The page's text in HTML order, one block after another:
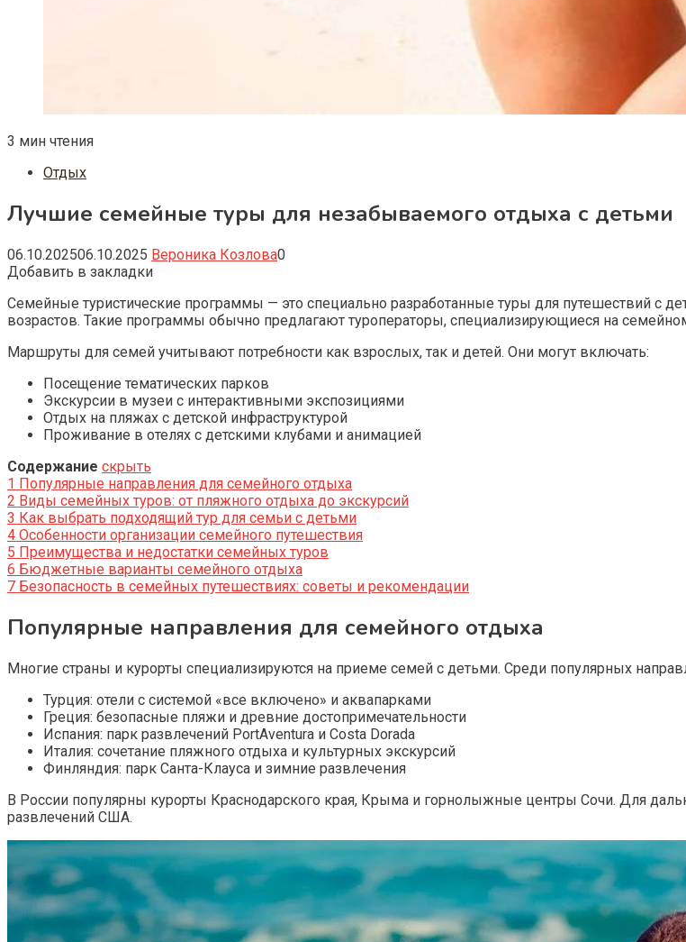
3 мин чтения
Отдых
Лучшие семейные туры для незабываемого отдыха с детьми
06.10.202506.10.2025 Вероника Козлова0
Добавить в закладки
Семейные туристические программы — это специально разработанные туры для путешествий с
возрастов. Такие программы обычно предлагают туроператоры, специализирующиеся на
Маршруты для семей учитывают потребности как взрослых, так и детей. Они могут включать:
Посещение тематических парков
Экскурсии в музеи с интерактивными экспозициями
Отдых на пляжах с детской инфраструктурой
Проживание в отелях с детскими клубами и анимацией
Содержание скрыть
1 Популярные направления для семейного отдыха
2 Виды семейных туров: от пляжного отдыха до экскурсий
3 Как выбрать подходящий тур для семьи с детьми
4 Особенности организации семейного путешествия
5 Преимущества и недостатки семейных туров
6 Бюджетные варианты семейного отдыха
7 Безопасность в семейных путешествиях: советы и рекомендации
Популярные направления для семейного отдыха
Многие страны и курорты специализируются на приеме семей с детьми. Среди популярных
Турция: отели с системой «все включено» и аквапарками
Греция: безопасные пляжи и древние достопримечательности
Испания: парк развлечений PortAventura и Costa Dorada
Италия: сочетание пляжного отдыха и культурных экскурсий
Финляндия: парк Санта-Клауса и зимние развлечения
В России популярны курорты Краснодарского края, Крыма и горнолыжные центры Сочи. Для
развлечений США.